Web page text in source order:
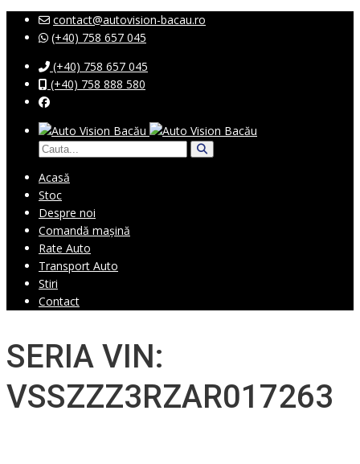
contact@autovision-bacau.ro
(+40) 758 657 045
(+40) 758 657 045
(+40) 758 888 580
Acasă
Stoc
Despre noi
Comandă mașină
Rate Auto
Transport Auto
Stiri
Contact
SERIA VIN:
VSSZZZ3RZAR017263